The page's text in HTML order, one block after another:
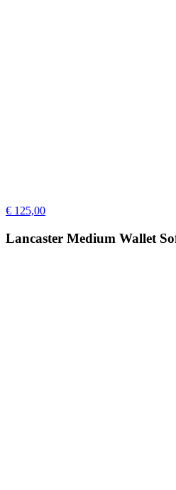
€ 125,00
Lancaster Medium Wallet